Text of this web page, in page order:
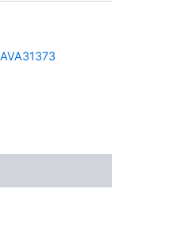
AVA31373